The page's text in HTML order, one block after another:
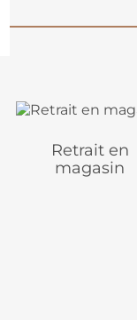
Retrait en
magasin